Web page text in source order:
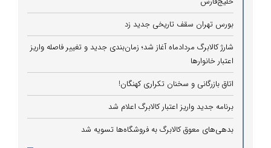
بورس تهران سقف تاریخی جدید زد
شارژ کالابرگ مردادماه آغاز شد؛ زمان‌بندی جدید و تغییر فاصله واریز
اعتبار خانوارها
اتاق بازرگانی و سخنان تکراری کهنگان!
برنامه جدید واریز اعتبار کالابرگ اعلام شد
بدهی‌های معوق کالابرگ به فروشگاه‌ها تسویه شد